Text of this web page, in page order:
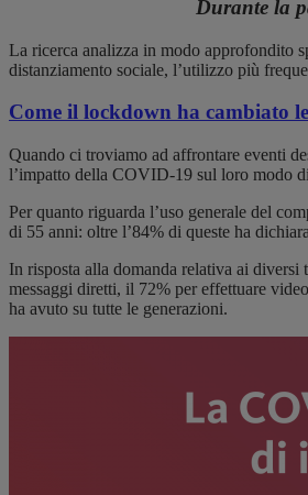
Durante la
La ricerca analizza in modo approfondito
distanziamento sociale, l’utilizzo più
Come il lockdown ha cambiato
Quando ci troviamo ad affrontare eventi
l’impatto della COVID-19 sul loro modo
Per quanto riguarda l’uso generale del
di 55 anni: oltre l’84% di queste ha
In risposta alla domanda relativa ai
messaggi diretti, il 72% per effettuare
ha avuto su tutte le generazioni.